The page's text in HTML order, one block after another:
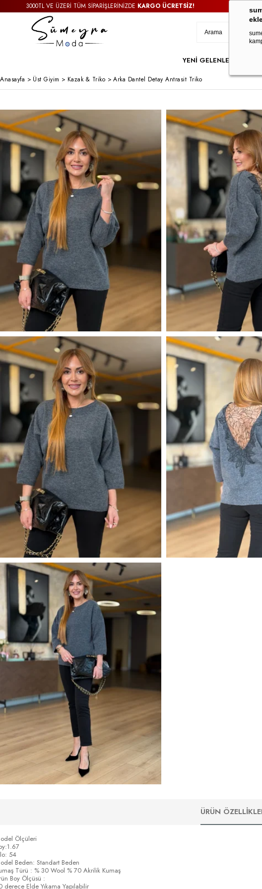
3000TL VE ÜZERİ TÜM SİPARİŞLERİNİZDEKARGO ÜCRETSİZ! 3000TL
YENİ GELENLER
Anasayfa > Üst Giyim > Kazak & Triko > Arka Dantel Detay Antrasit Triko
ÜRÜN
Ölçüleri
54
Beden: Standart Beden
Türü : % 30 Wool % 70 Akrilik Kumaş
Boy Ölçüsü :
derece Elde Yıkama Yapılabilir